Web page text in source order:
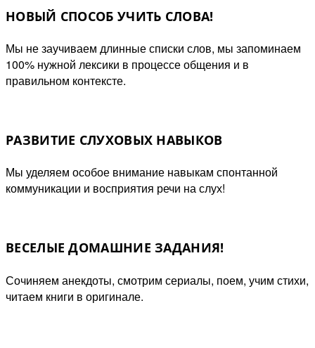
НОВЫЙ СПОСОБ УЧИТЬ СЛОВА!
Мы не заучиваем длинные списки слов, мы запоминаем
100% нужной лексики в процессе общения и в
правильном контексте.
РАЗВИТИЕ СЛУХОВЫХ НАВЫКОВ
Мы уделяем особое внимание навыкам спонтанной
коммуникации и восприятия речи на слух!
ВЕСЕЛЫЕ ДОМАШНИЕ ЗАДАНИЯ!
Сочиняем анекдоты, смотрим сериалы, поем, учим стихи,
читаем книги в оригинале.